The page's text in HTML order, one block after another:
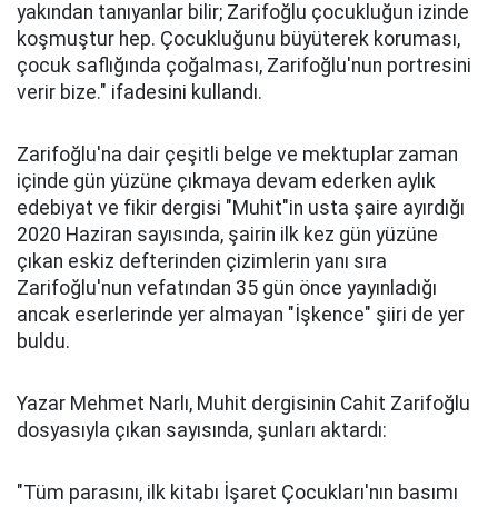
yakından tanıyanlar bilir; Zarifoğlu çocukluğun izinde
koşmuştur hep. Çocukluğunu büyüterek koruması,
çocuk saflığında çoğalması, Zarifoğlu'nun portresini
verir bize." ifadesini kullandı.
Zarifoğlu'na dair çeşitli belge ve mektuplar zaman
içinde gün yüzüne çıkmaya devam ederken aylık
edebiyat ve fikir dergisi "Muhit"in usta şaire ayırdığı
2020 Haziran sayısında, şairin ilk kez gün yüzüne
çıkan eskiz defterinden çizimlerin yanı sıra
Zarifoğlu'nun vefatından 35 gün önce yayınladığı
ancak eserlerinde yer almayan "İşkence" şiiri de yer
buldu.
Yazar Mehmet Narlı, Muhit dergisinin Cahit Zarifoğlu
dosyasıyla çıkan sayısında, şunları aktardı:
"Tüm parasını, ilk kitabı İşaret Çocukları'nın basımı